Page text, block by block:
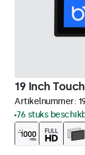
19 Inch
Artikelnummer:
76 stuks